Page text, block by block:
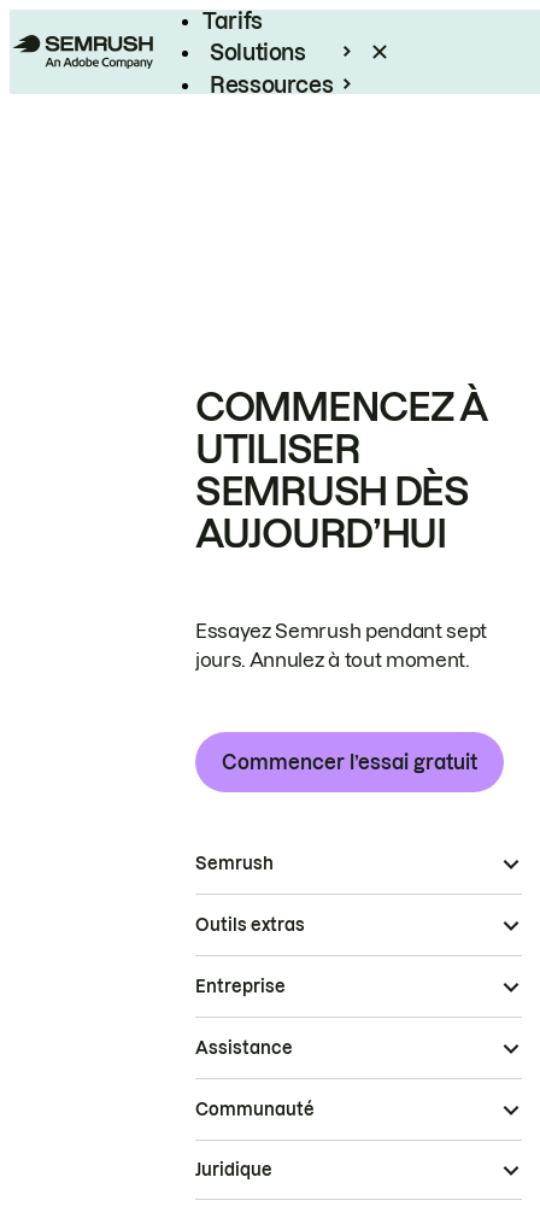
Tarifs
Solutions
Ressources
COMMENCEZ À
UTILISER
SEMRUSH DÈS
AUJOURD’HUI
Essayez Semrush pendant sept
jours. Annulez à tout moment.
Commencer l’essai gratuit
Semrush
Outils extras
Entreprise
Assistance
Communauté
Juridique